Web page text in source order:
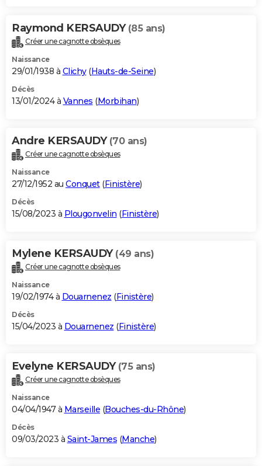
Raymond KERSAUDY (85 ans)
Créer une cagnotte obsèques
Naissance
29/01/1938 à Clichy(Hauts-de-Seine)
Décès
13/01/2024 à Vannes (Morbihan)
Andre KERSAUDY (70 ans)
Créer une cagnotte obsèques
Naissance
27/12/1952 au Conquet(Finistère)
Décès
15/08/2023 à Plougonvelin (Finistère)
Mylene KERSAUDY (49 ans)
Créer une cagnotte obsèques
Naissance
19/02/1974 à Douarnenez (Finistère)
Décès
15/04/2023 à Douarnenez (Finistère)
Evelyne KERSAUDY (75 ans)
Créer une cagnotte obsèques
Naissance
04/04/1947 à Marseille (Bouches-du-Rhône)
Décès
09/03/2023 à Saint-James (Manche)